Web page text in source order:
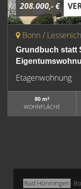
208.000,- €
Bonn / Lessenich
Grundbuch statt
Etagenwohnung
80 m²
WOHNFLÄCHE
Bad Hönningen